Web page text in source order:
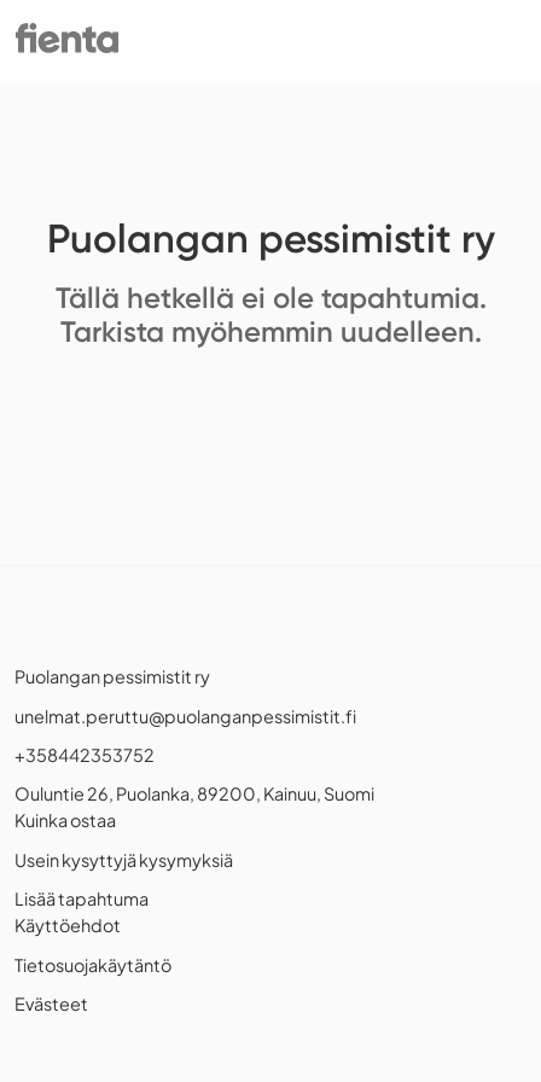
Puolangan pessimistit ry
Tällä hetkellä ei ole tapahtumia.
Tarkista myöhemmin uudelleen.
Puolangan pessimistit ry
unelmat.peruttu@puolanganpessimistit.fi
+358442353752
Ouluntie 26, Puolanka, 89200, Kainuu, Suomi
Kuinka ostaa
Usein kysyttyjä kysymyksiä
Lisää tapahtuma
Käyttöehdot
Tietosuojakäytäntö
Evästeet